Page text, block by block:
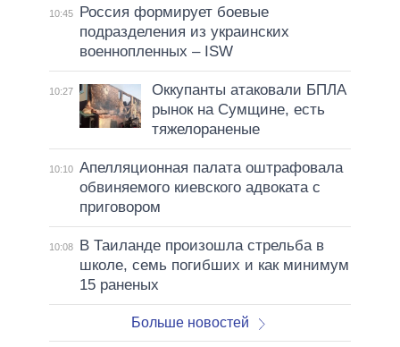
10:45
Россия формирует боевые
подразделения из украинских
военнопленных – ISW
10:27
Оккупанты атаковали БПЛА
рынок на Сумщине, есть
тяжелораненые
10:10 Апелляционная палата оштрафовала
обвиняемого киевского адвоката с
приговором
10:08
В Таиланде произошла стрельба в
школе, семь погибших и как минимум
15 раненых
Больше новостей